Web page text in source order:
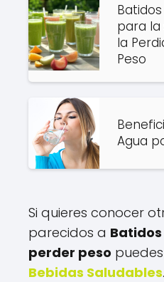
para la
la
Peso
Agua
Si quieres conocer
parecidos a
perder peso
Bebidas Saludables.